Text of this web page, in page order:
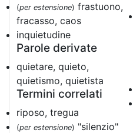
(per estensione) frastuono,
fracasso, caos
inquietudine
Parole derivate
quietare, quieto,
quietismo, quietista
Termini correlati
riposo, tregua
(per estensione) "silenzio"